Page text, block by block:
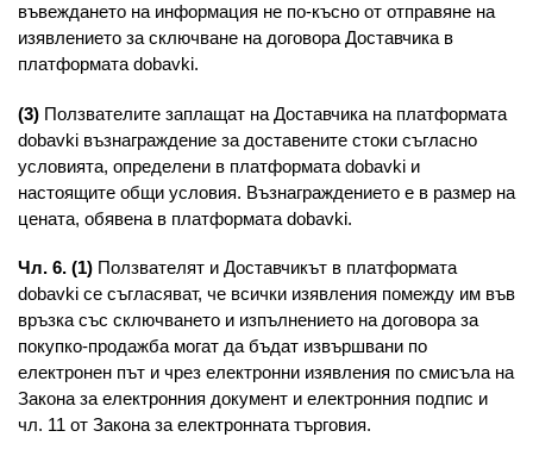
въвеждането на информация не по-късно от отправяне на
изявлението за сключване на договора Доставчика в
платформата dobavki.
(3) Ползвателите заплащат на Доставчика на платформата
dobavki възнаграждение за доставените стоки съгласно
условията, определени в платформата dobavki и
настоящите общи условия. Възнаграждението е в размер на
цената, обявена в платформата dobavki.
Чл. 6. (1) Ползвателят и Доставчикът в платформата
dobavki се съгласяват, че всички изявления помежду им във
връзка със сключването и изпълнението на договора за
покупко-продажба могат да бъдат извършвани по
електронен път и чрез електронни изявления по смисъла на
Закона за електронния документ и електронния подпис и
чл. 11 от Закона за електронната търговия.